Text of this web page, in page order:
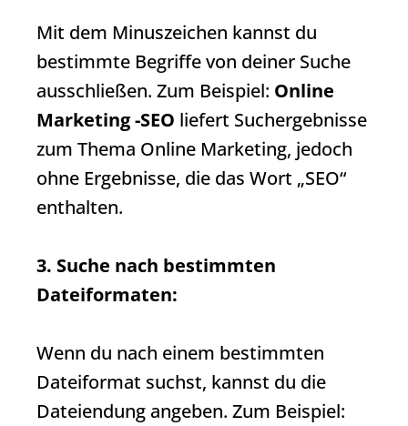
Mit dem Minuszeichen kannst du
bestimmte Begriffe von deiner Suche
ausschließen. Zum Beispiel: Online
Marketing -SEO liefert Suchergebnisse
zum Thema Online Marketing, jedoch
ohne Ergebnisse, die das Wort „SEO“
enthalten.
3. Suche nach bestimmten
Dateiformaten:
Wenn du nach einem bestimmten
Dateiformat suchst, kannst du die
Dateiendung angeben. Zum Beispiel: